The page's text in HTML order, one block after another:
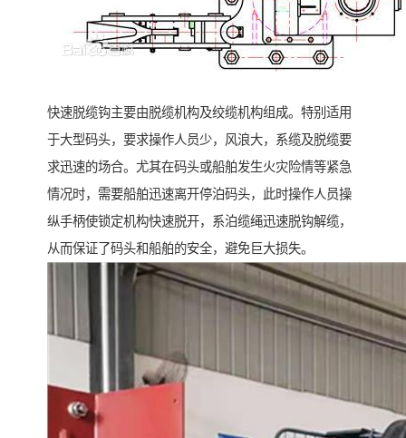
快速脱缆钩主要由脱缆机构及绞缆机构组成。特别适用
于大型码头，要求操作人员少，风浪大，系缆及脱缆要
求迅速的场合。尤其在码头或船舶发生火灾险情等紧急
情况时，需要船舶迅速离开停泊码头，此时操作人员操
纵手柄使锁定机构快速脱开，系泊缆绳迅速脱钩解缆，
从而保证了码头和船舶的安全，避免巨大损失。